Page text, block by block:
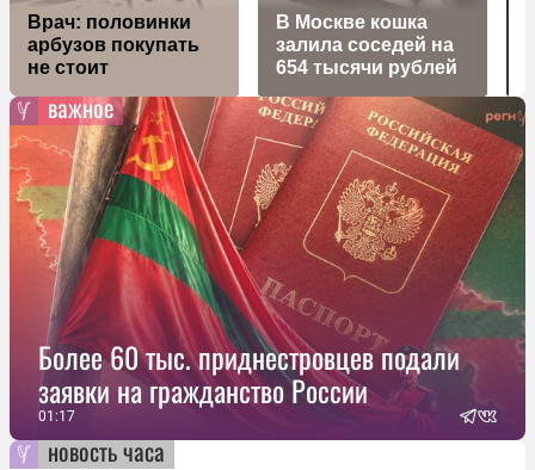
Врач: половинки
арбузов покупать
не стоит
В Москве кошка
залила соседей на
654 тысячи рублей
важное
Более 60 тыс. приднестровцев подали
заявки на гражданство России
01:17
новость часа